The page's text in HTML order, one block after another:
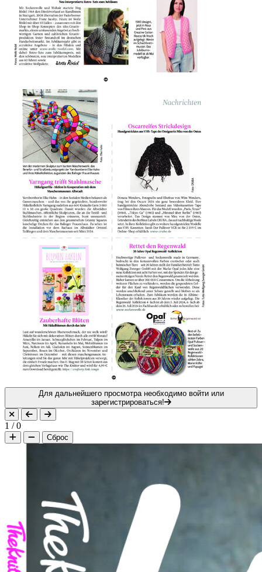
Для дальнейшего просмотра необходимо войти или
зарегистрироваться!
1 /0
Сброс